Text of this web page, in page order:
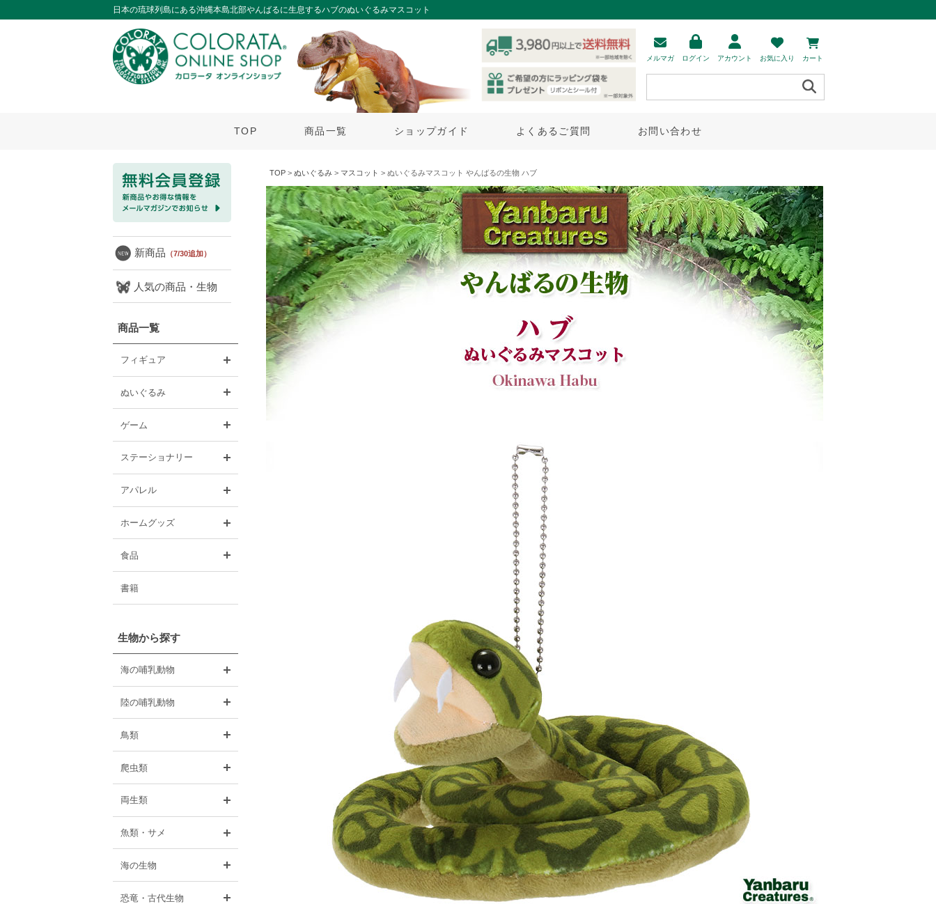
日本の琉球列島にある沖縄本島北部やんばるに生息するハブのぬいぐるみマスコット
メルマガ ログイン アカウント お気に入り カート
TOP 商品一覧 ショップガイド よくあるご質問 お問い合わせ
新商品 （7/30追加）
人気の商品・生物
商品一覧
フィギュア
ぬいぐるみ
ゲーム
ステーショナリー
アパレル
ホームグッズ
食品
書籍
生物から探す
海の哺乳動物
陸の哺乳動物
鳥類
爬虫類
両生類
魚類・サメ
海の生物
恐竜・古代生物
TOP > ぬいぐるみ > マスコット > ぬいぐるみマスコット やんばるの生物 ハブ